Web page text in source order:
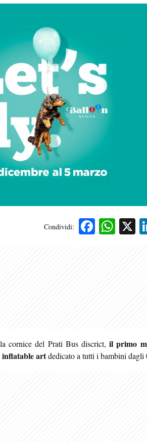
Condividi:
cornice del Prati Bus discrict,il primo
inflatable artdedicato a tutti i bambini dagli